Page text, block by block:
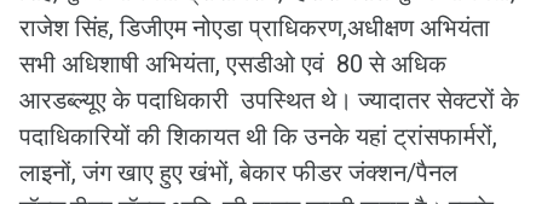
राजेश सिंह, डिजीएम नोएडा प्राधिकरण,अधीक्षण अभियंता
सभी अधिशाषी अभियंता, एसडीओ एवं 80 से अधिक
आरडब्ल्यूए के पदाधिकारी उपस्थित थे। ज्यादातर सेक्टरों के
पदाधिकारियों की शिकायत थी कि उनके यहां ट्रांसफार्मरों,
लाइनों, जंग खाए हुए खंभों, बेकार फीडर जंक्शन/पैनल